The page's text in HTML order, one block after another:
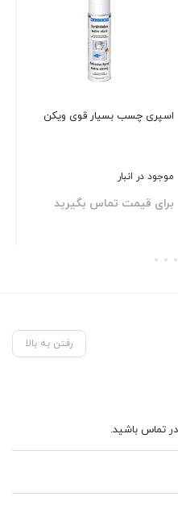
اسپری چسب بسیار قوی ویکن
موجود در انبار
برای قیمت تماس بگیرید
بستن
رفتن به بالا